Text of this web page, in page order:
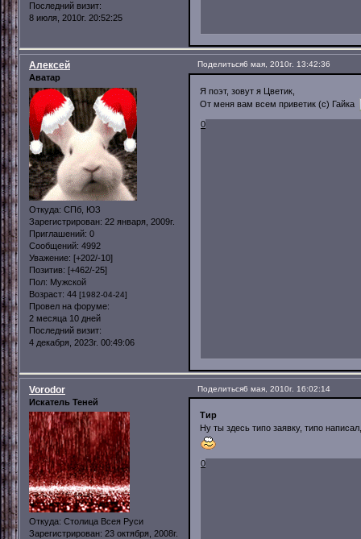
Последний визит:
8 июля, 2010г. 20:52:25
Поделиться6 мая, 2010г. 13:42:36
Алексей
Аватар
Откуда: СПб, ЮЗ
Зарегистрирован: 22 января, 2009г.
Приглашений: 0
Сообщений: 4992
Уважение: [+202/-10]
Позитив: [+462/-25]
Пол: Мужской
Возраст: 44 [1982-04-24]
Провел на форуме:
2 месяца 10 дней
Последний визит:
4 декабря, 2023г. 00:49:06
Я поэт, зовут я Цветик,
От меня вам всем приветик (с) Гайка
0
Поделиться6 мая, 2010г. 16:02:14
Vorodor
Искатель Теней
Откуда: Столица Всея Руси
Зарегистрирован: 23 октября, 2008г.
Тир
Ну ты здесь типо заявку, типо
0